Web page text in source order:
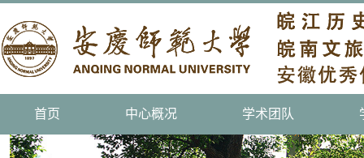
首页 中心概况 学术团队